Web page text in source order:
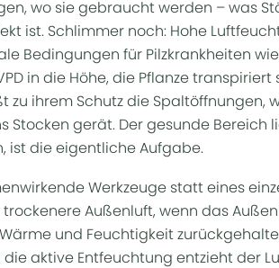
wo sie gebraucht werden – was
ist. Schlimmer noch: Hohe
Bedingungen für Pilzkrankheiten
in die Höhe, die Pflanze transpiriert
zu ihrem Schutz die Spaltöffnungen,
Stocken gerät. Der gesunde Bereich
ist die eigentliche Aufgabe.
Werkzeuge statt eines
Außenluft, wenn das
und Feuchtigkeit
aktive Entfeuchtung entzieht der